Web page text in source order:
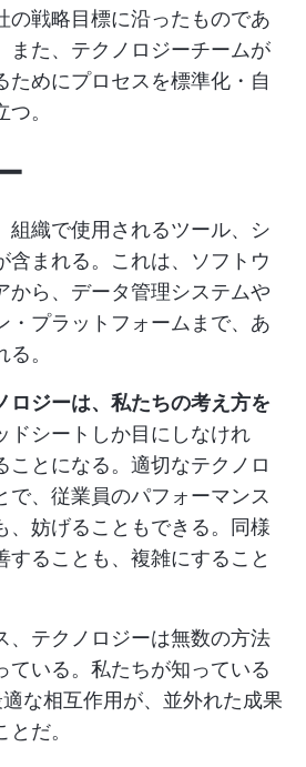
の戦略目標に沿ったものであ
また、テクノロジーチームが
ためにプロセスを標準化・自
。
組織で使用されるツール、シ
含まれる。これは、ソフトウ
から、データ管理システムや
・プラットフォームまで、あ
。
ロジーは、私たちの考え方を
ドシートしか目にしなけれ
ことになる。適切なテクノロ
で、従業員のパフォーマンス
、妨げることもできる。同様
することも、複雑にすること
、テクノロジーは無数の方法
ている。私たちが知っている
な相互作用が、並外れた成果
だ。